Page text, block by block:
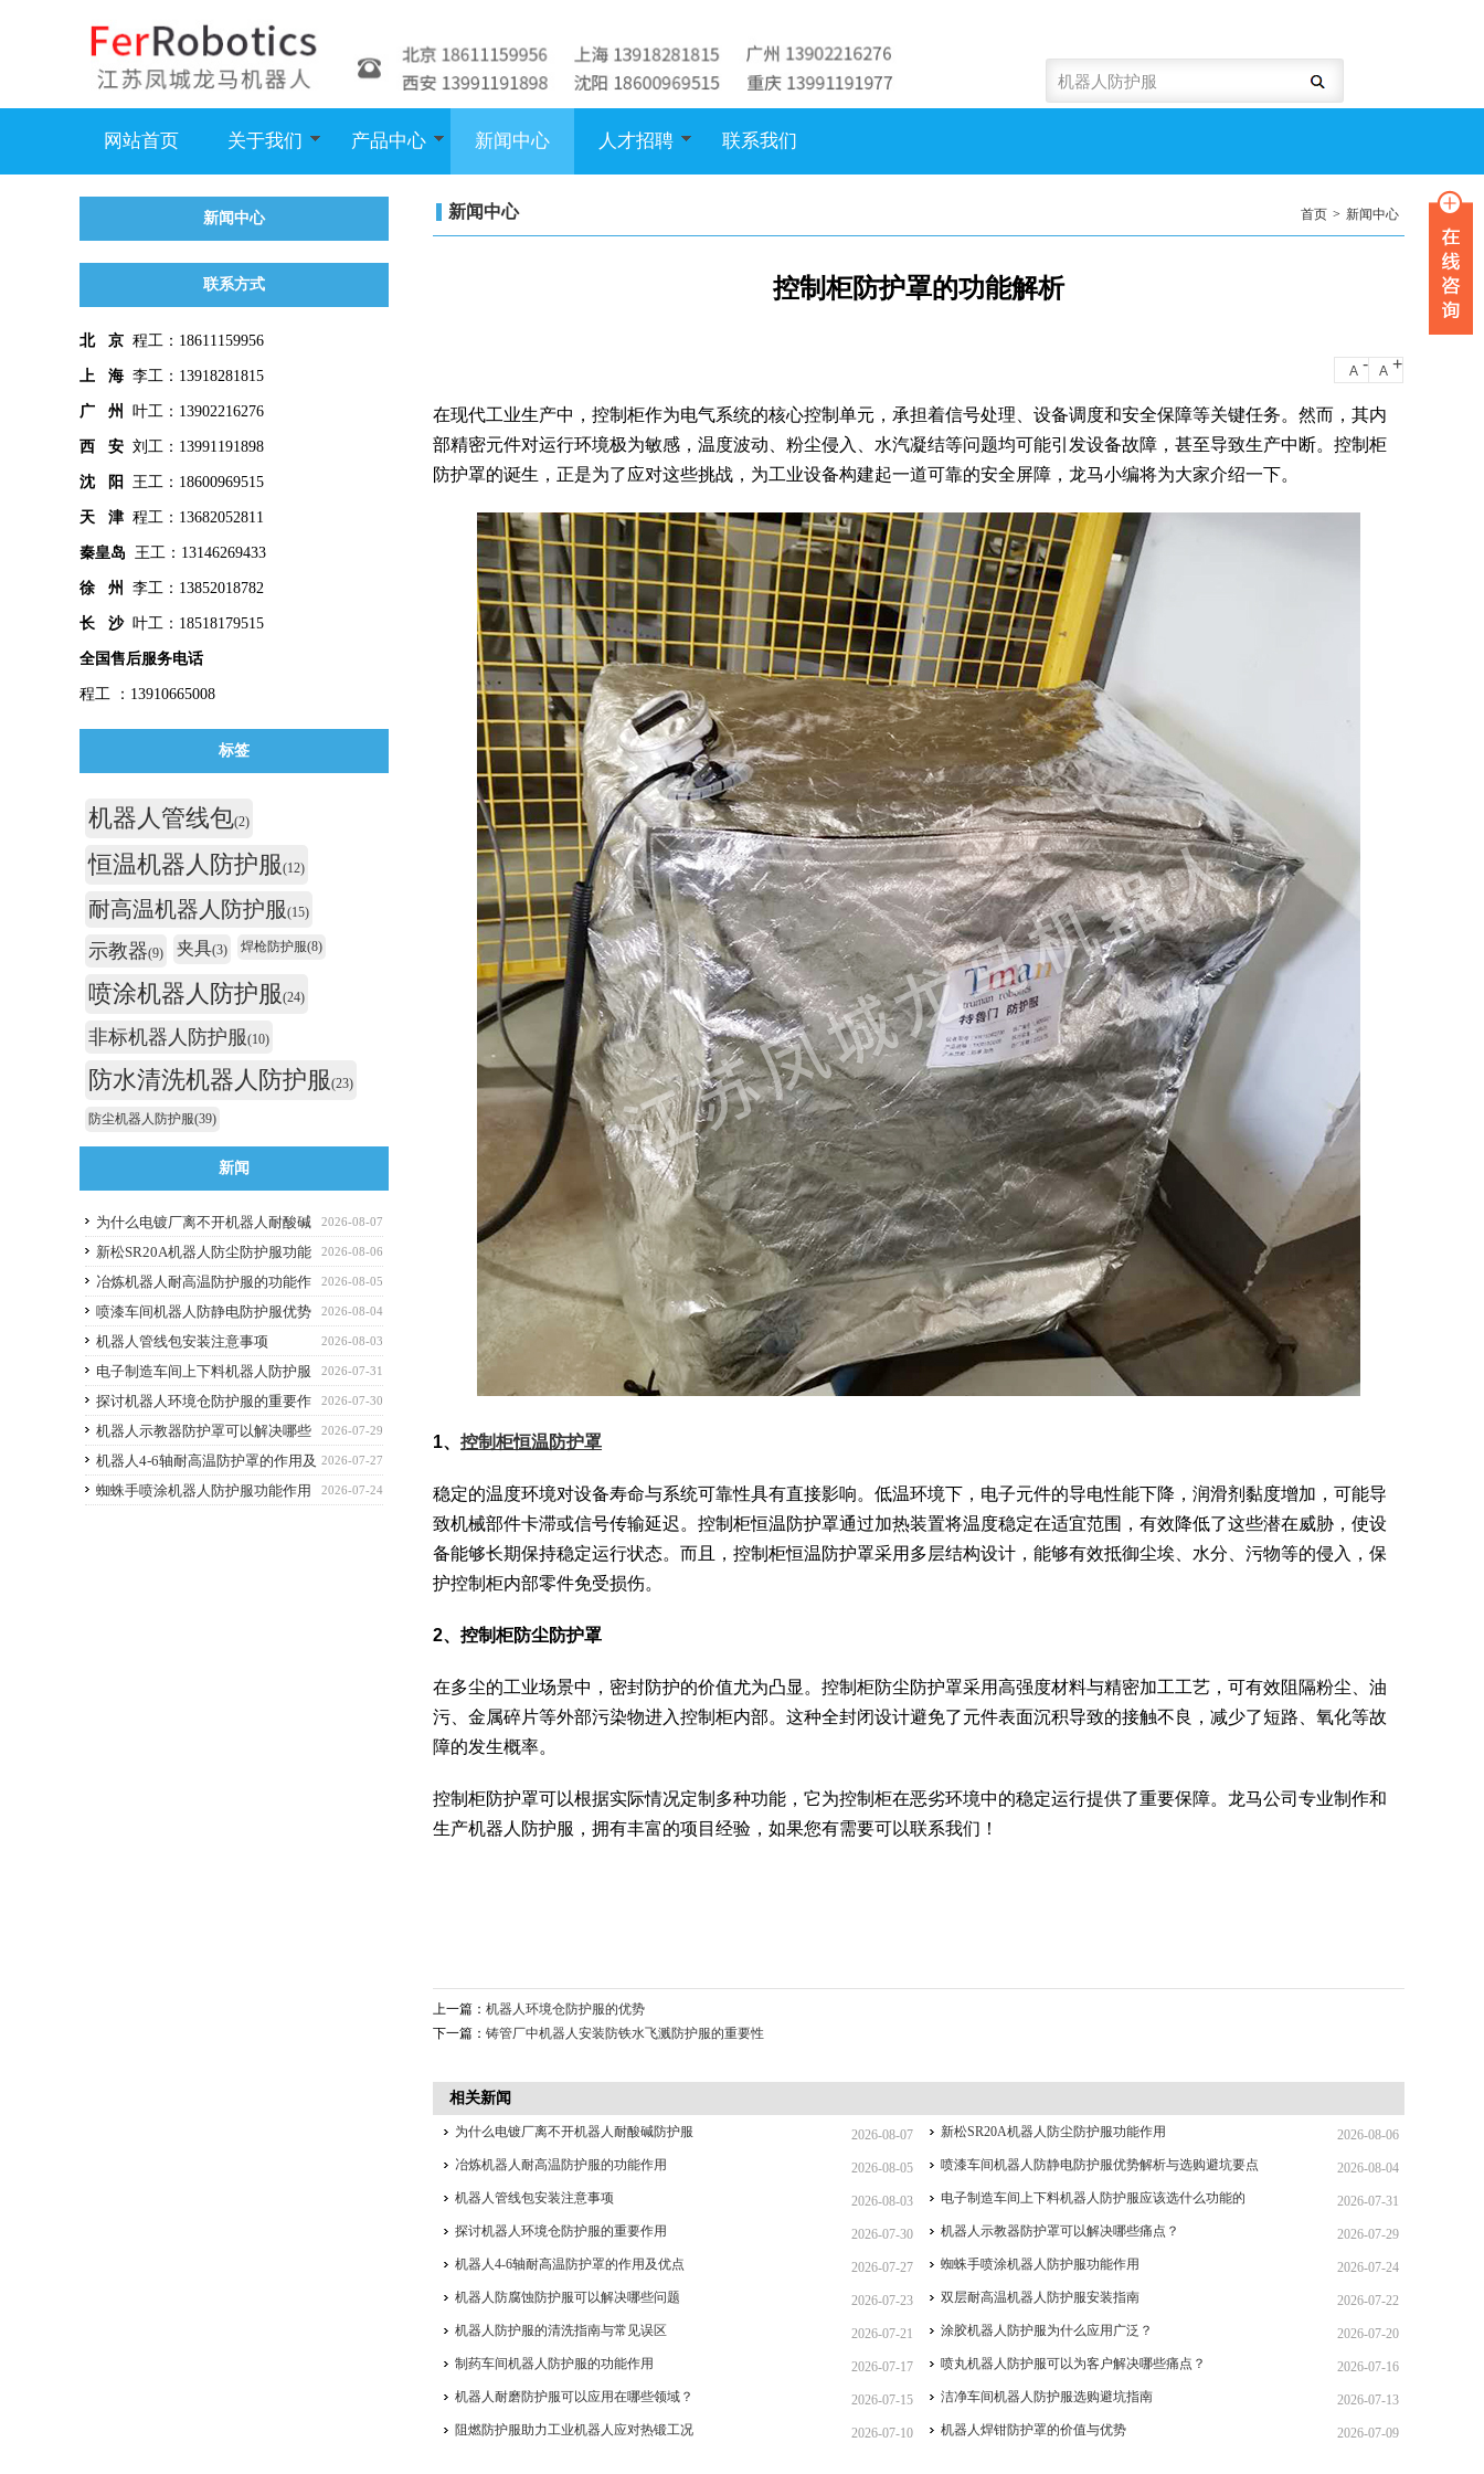
网站首页 关于我们 产品中心 新闻中心 人才招聘 联系我们
首页 > 新闻中心
新闻中心
控制柜防护罩的功能解析
A - A +
在现代工业生产中，控制柜作为电气系统的核心控制单元，承担着信号处理、设备调度和安全保障等关键任务。然而，其内
部精密元件对运行环境极为敏感，温度波动、粉尘侵入、水汽凝结等问题均可能引发设备故障，甚至导致生产中断。控制柜
防护罩的诞生，正是为了应对这些挑战，为工业设备构建起一道可靠的安全屏障，龙马小编将为大家介绍一下。
1、控制柜恒温防护罩
稳定的温度环境对设备寿命与系统可靠性具有直接影响。低温环境下，电子元件的导电性能下降，润滑剂黏度增加，可能导
致机械部件卡滞或信号传输延迟。控制柜恒温防护罩通过加热装置将温度稳定在适宜范围，有效降低了这些潜在威胁，使设
备能够长期保持稳定运行状态。而且，控制柜恒温防护罩采用多层结构设计，能够有效抵御尘埃、水分、污物等的侵入，保
护控制柜内部零件免受损伤。
2、控制柜防尘防护罩
在多尘的工业场景中，密封防护的价值尤为凸显。控制柜防尘防护罩采用高强度材料与精密加工工艺，可有效阻隔粉尘、油
污、金属碎片等外部污染物进入控制柜内部。这种全封闭设计避免了元件表面沉积导致的接触不良，减少了短路、氧化等故
障的发生概率。
控制柜防护罩可以根据实际情况定制多种功能，它为控制柜在恶劣环境中的稳定运行提供了重要保障。龙马公司专业制作和
生产机器人防护服，拥有丰富的项目经验，如果您有需要可以联系我们！
上一篇：机器人环境仓防护服的优势
下一篇：铸管厂中机器人安装防铁水飞溅防护服的重要性
相关新闻
2026-08-07
为什么电镀厂离不开机器人耐酸碱防护服 2026-08-06
新松SR20A机器人防尘防护服功能作用
2026-08-05
冶炼机器人耐高温防护服的功能作用 2026-08-04
喷漆车间机器人防静电防护服优势解析与选购避坑要点
2026-08-03
机器人管线包安装注意事项 2026-07-31
电子制造车间上下料机器人防护服应该选什么功能的
2026-07-30
探讨机器人环境仓防护服的重要作用 2026-07-29
机器人示教器防护罩可以解决哪些痛点？
2026-07-27
机器人4-6轴耐高温防护罩的作用及优点 2026-07-24
蜘蛛手喷涂机器人防护服功能作用
2026-07-23
机器人防腐蚀防护服可以解决哪些问题 2026-07-22
双层耐高温机器人防护服安装指南
2026-07-21
机器人防护服的清洗指南与常见误区 2026-07-20
涂胶机器人防护服为什么应用广泛？
2026-07-17
制药车间机器人防护服的功能作用 2026-07-16
喷丸机器人防护服可以为客户解决哪些痛点？
2026-07-15
机器人耐磨防护服可以应用在哪些领域？ 2026-07-13
洁净车间机器人防护服选购避坑指南
2026-07-10
阻燃防护服助力工业机器人应对热锻工况 2026-07-09
机器人焊钳防护罩的价值与优势
新闻中心
联系方式
北 京 程工：18611159956
上 海 李工：13918281815
广 州 叶工：13902216276
西 安 刘工：13991191898
沈 阳 王工：18600969515
天 津 程工：13682052811
秦皇岛 王工：13146269433
徐 州 李工：13852018782
长 沙叶工：18518179515
全国售后服务电话
程工 ：13910665008
标签
机器人管线包(2)
恒温机器人防护服(12)
耐高温机器人防护服(15)
示教器(9) 夹具(3) 焊枪防护服(8)
喷涂机器人防护服(24)
非标机器人防护服(10)
防水清洗机器人防护服(23)
防尘机器人防护服(39)
新闻
2026-08-07
为什么电镀厂离不开机器人耐酸碱
防护服
2026-08-06
新松SR20A机器人防尘防护服功能
作用
2026-08-05
冶炼机器人耐高温防护服的功能作
用
2026-08-04
喷漆车间机器人防静电防护服优势
解析与选购避坑要点
2026-08-03
机器人管线包安装注意事项
2026-07-31
电子制造车间上下料机器人防护服
应该选什么功能的
2026-07-30
探讨机器人环境仓防护服的重要作
用
2026-07-29
机器人示教器防护罩可以解决哪些
痛点？
2026-07-27
机器人4-6轴耐高温防护罩的作用及
优点
2026-07-24
蜘蛛手喷涂机器人防护服功能作用